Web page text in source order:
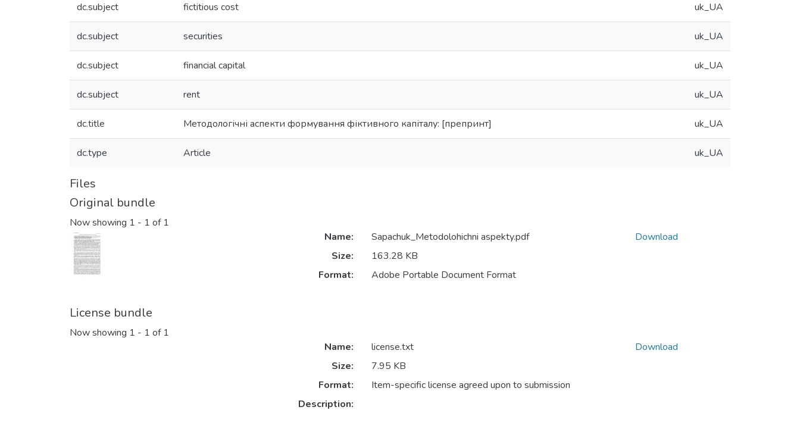
dc.subject fictitious cost uk_UA
dc.subject securities uk_UA
dc.subject financial capital uk_UA
dc.subject rent uk_UA
dc.title Методологічні аспекти формування фіктивного капіталу: [препринт] uk_UA
dc.type Article uk_UA
Files
Original bundle
Now showing 1 - 1 of 1
Name:
Sapachuk_Metodolohichni aspekty.pdf
Size:
163.28 KB
Format:
Adobe Portable Document Format
Download
License bundle
Now showing 1 - 1 of 1
Name:
license.txt
Size:
7.95 KB
Format:
Item-specific license agreed upon to submission
Description:
Download